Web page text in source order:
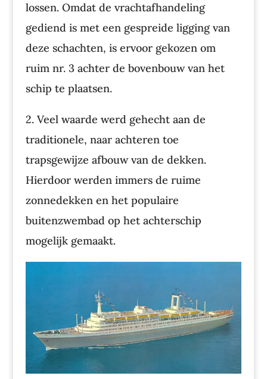
lossen. Omdat de vrachtafhandeling
gediend is met een gespreide ligging van
deze schachten, is ervoor gekozen om
ruim nr. 3 achter de bovenbouw van het
schip te plaatsen.
2. Veel waarde werd gehecht aan de
traditionele, naar achteren toe
trapsgewijze afbouw van de dekken.
Hierdoor werden immers de ruime
zonnedekken en het populaire
buitenzwembad op het achterschip
mogelijk gemaakt.